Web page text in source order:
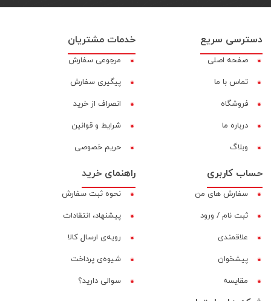
دسترسی سریع
صفحه اصلی
تماس با ما
فروشگاه
درباره ما
وبلاگ
خدمات مشتریان
مرجوعی سفارش
پیگیری سفارش
انصراف از خرید
شرایط و قوانین
حریم خصوصی
حساب کاربری
سفارش های من
ثبت نام / ورود
علاقمندی
پیشخوان
مقایسه‌
راهنمای خرید
نحوه ثبت سفارش
پیشنهاد، انتقادات
رویه‌ی ارسال کالا
شیوه‌ی پرداخت
سوالی دارید؟